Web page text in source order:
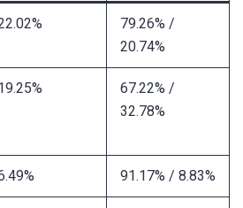
79.26% /
20.74%
67.22% /
32.78%
91.17% / 8.83%